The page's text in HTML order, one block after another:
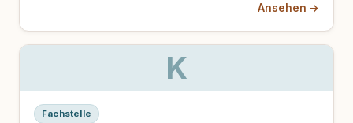
Ansehen →
K
Fachstelle